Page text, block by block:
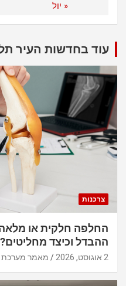
« יול
עוד בחדשות העיר
צרכנות
החלפה חלקית או
ההבדל וכיצד מחליטים?
2 אוגוסט, 2026 מאמר מערכת